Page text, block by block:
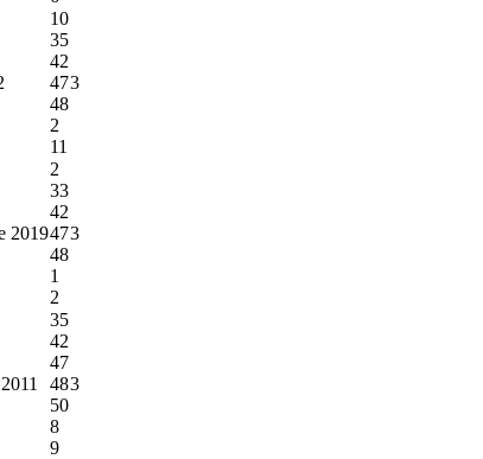
10
35
42
47
48
2
11
3
2019
2
33
42
47
48
1
2
3
35
42
47
48
50
8
9
3